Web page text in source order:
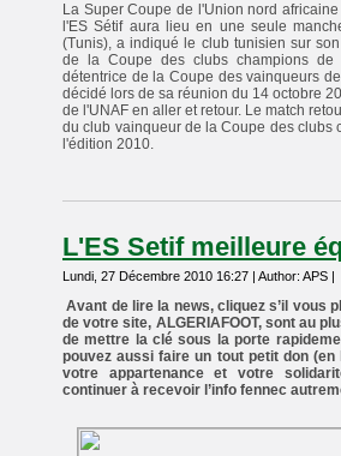
La Super Coupe de l'Union nord
l'ES Sétif aura lieu en une seule
(Tunis), a indiqué le club tunisien sur
de la Coupe des clubs champions de
détentrice de la Coupe des vainqueurs
décidé lors de sa réunion du 14 octobre
de l'UNAF en aller et retour. Le match
du club vainqueur de la Coupe des clubs
l'édition 2010.
L'ES Setif meilleure
Lundi, 27 Décembre 2010 16:27 | Author: APS |
Avant de lire la news, cliquez s’il vous
de votre site, ALGERIAFOOT, sont au
de mettre la clé sous la porte
pouvez aussi faire un tout petit don
votre appartenance et votre
continuer à recevoir l’info fennec